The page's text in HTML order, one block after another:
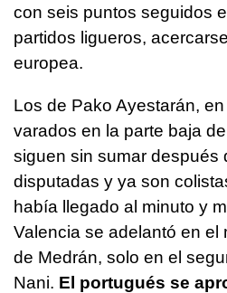
con seis puntos seguidos
partidos ligueros,
europea.
Los de Pako Ayestarán,
varados en la parte baja
siguen sin sumar después
disputadas y ya son
había llegado al minuto y
Valencia se adelantó en el
de Medrán, solo en el
Nani. El portugués se